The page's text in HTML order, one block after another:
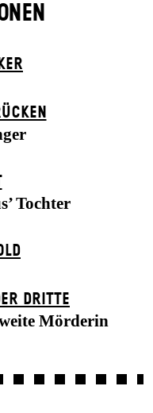
Tochter
DRITTE
Mörderin